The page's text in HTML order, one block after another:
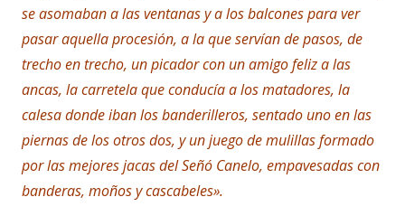
se asomaban a las ventanas y a los balcones para ver
pasar aquella procesión, a la que servían de pasos, de
trecho en trecho, un picador con un amigo feliz a las
ancas, la carretela que conducía a los matadores, la
calesa donde iban los banderilleros, sentado uno en las
piernas de los otros dos, y un juego de mulillas formado
por las mejores jacas del Señó Canelo, empavesadas con
banderas, moños y cascabeles».